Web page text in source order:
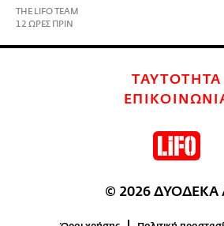
THE LIFO TEAM
12 ΩΡΕΣ ΠΡΙΝ
ΤΑΥΤΟΤΗΤΑ
© 2026 ΔΥΟΔΕΚΑ